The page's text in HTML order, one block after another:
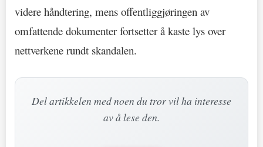
videre håndtering, mens offentliggjøringen av
omfattende dokumenter fortsetter å kaste lys over
nettverkene rundt skandalen.
Del artikkelen med noen du tror vil ha interesse
av å lese den.